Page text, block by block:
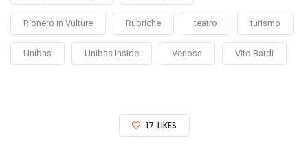
Rionero in Vulture Rubriche teatro turismo
Unibas Unibas Inside Venosa Vito Bardi
17 LIKES